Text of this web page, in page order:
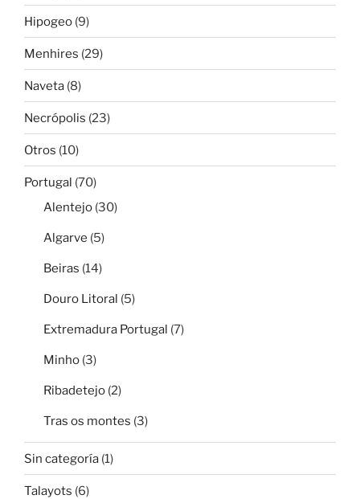
Hipogeo (9)
Menhires (29)
Naveta (8)
Necrópolis (23)
Otros (10)
Portugal (70)
Alentejo (30)
Algarve (5)
Beiras (14)
Douro Litoral (5)
Extremadura Portugal (7)
Minho (3)
Ribadetejo (2)
Tras os montes (3)
Sin categoría (1)
Talayots (6)